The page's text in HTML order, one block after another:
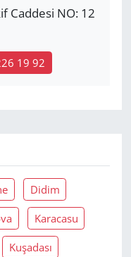
Caddesi NO: 12
19 92
Didim
Karacasu
Kuşadası